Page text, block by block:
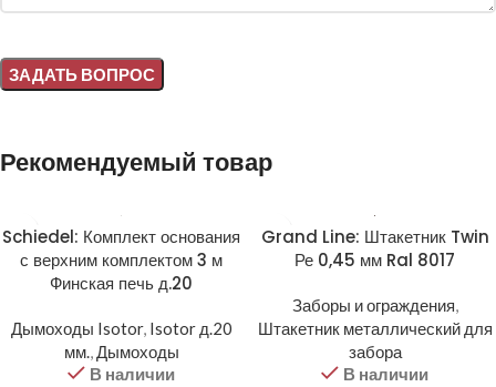
Рекомендуемый товар
Schiedel: Комплект основания
с верхним комплектом 3 м
Финская печь д.20
Дымоходы Isotor, Isotor д.20
мм.,Дымоходы
В наличии
Grand Line: Штакетник Twin
Ре 0,45 мм Ral 8017
Заборы и ограждения,
Штакетник металлический для
забора
В наличии